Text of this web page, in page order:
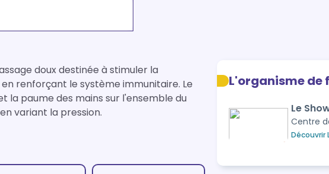
doux destinée à stimuler la
renforçant le système immunitaire. Le
la paume des mains sur l'ensemble du
L'organisme
Le
Centre
Découvrir